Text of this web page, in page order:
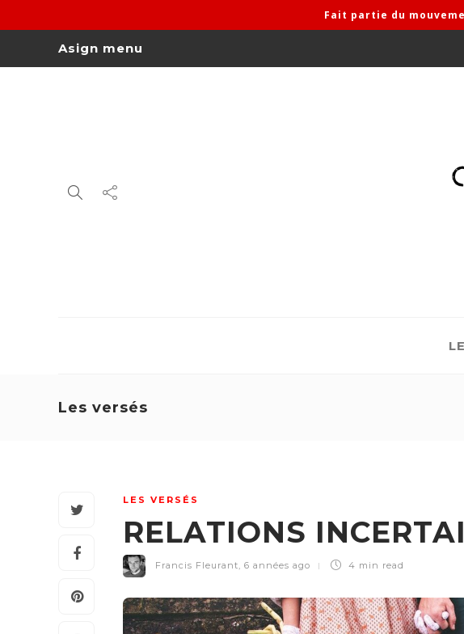
Asign menu
Les versés
LES VERSÉS
RELATIONS
Francis Fleurant, 6 années ago 4 min read
Fait partie du